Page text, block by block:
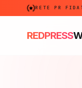
RETE PR
REDPRESS